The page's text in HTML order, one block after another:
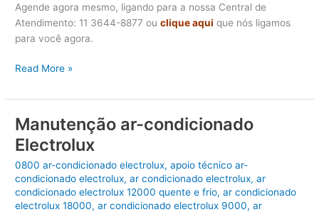
Agende agora mesmo, ligando para a nossa Central de
Atendimento: 11 3644-8877 ouclique aqui que nós ligamos
para você agora.
Instalação
condicionado
em
São
Paulo
Read More »
Manutenção ar-condicionado
Electrolux
0800 ar-condicionado electrolux,apoio técnico ar-
condicionado electrolux,ar condicionado electrolux,ar
condicionado electrolux 12000 quente e frio,ar condicionado
electrolux 18000,ar condicionado electrolux 9000,ar